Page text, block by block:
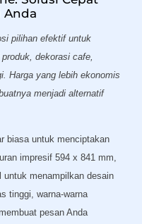
Anda
pilihan efektif untuk
dekorasi cafe,
Harga yang lebih ekonomis
menjadi alternatif
biasa untuk menciptakan
impresif 594 x 841 mm,
menampilkan desain
tinggi, warna-warna
pesan Anda